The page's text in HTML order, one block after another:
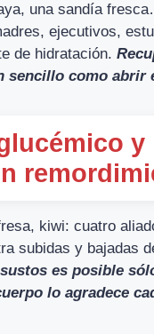
una sandía
ejecutivos,
de hidratación.
sencillo como abrir
y
kiwi: cuatro
subidas y bajadas
es posible
lo agradece